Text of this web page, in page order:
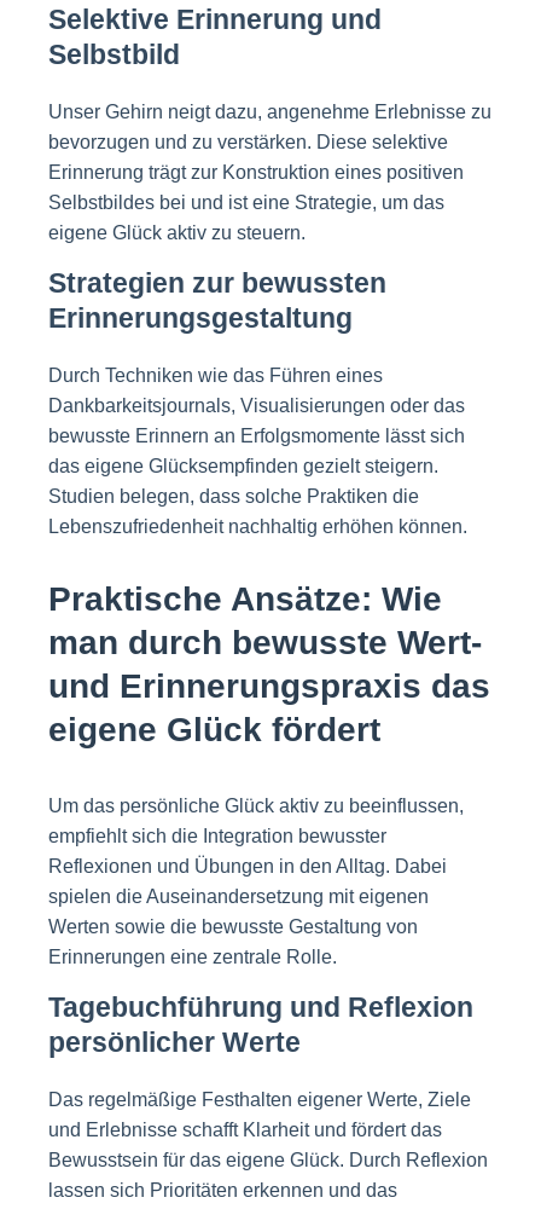
Selektive Erinnerung und
Selbstbild
Unser Gehirn neigt dazu, angenehme Erlebnisse zu
bevorzugen und zu verstärken. Diese selektive
Erinnerung trägt zur Konstruktion eines positiven
Selbstbildes bei und ist eine Strategie, um das
eigene Glück aktiv zu steuern.
Strategien zur bewussten
Erinnerungsgestaltung
Durch Techniken wie das Führen eines
Dankbarkeitsjournals, Visualisierungen oder das
bewusste Erinnern an Erfolgsmomente lässt sich
das eigene Glücksempfinden gezielt steigern.
Studien belegen, dass solche Praktiken die
Lebenszufriedenheit nachhaltig erhöhen können.
Praktische Ansätze: Wie
man durch bewusste Wert-
und Erinnerungspraxis das
eigene Glück fördert
Um das persönliche Glück aktiv zu beeinflussen,
empfiehlt sich die Integration bewusster
Reflexionen und Übungen in den Alltag. Dabei
spielen die Auseinandersetzung mit eigenen
Werten sowie die bewusste Gestaltung von
Erinnerungen eine zentrale Rolle.
Tagebuchführung und Reflexion
persönlicher Werte
Das regelmäßige Festhalten eigener Werte, Ziele
und Erlebnisse schafft Klarheit und fördert das
Bewusstsein für das eigene Glück. Durch Reflexion
lassen sich Prioritäten erkennen und das